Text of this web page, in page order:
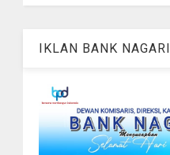
IKLAN BANK NAGARI